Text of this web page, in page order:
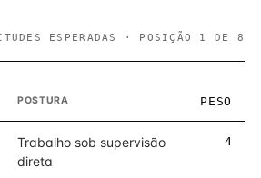
ESPERADAS · POSIÇÃO 1 DE 8
POSTURA PESO
Trabalho sob supervisão
direta
4